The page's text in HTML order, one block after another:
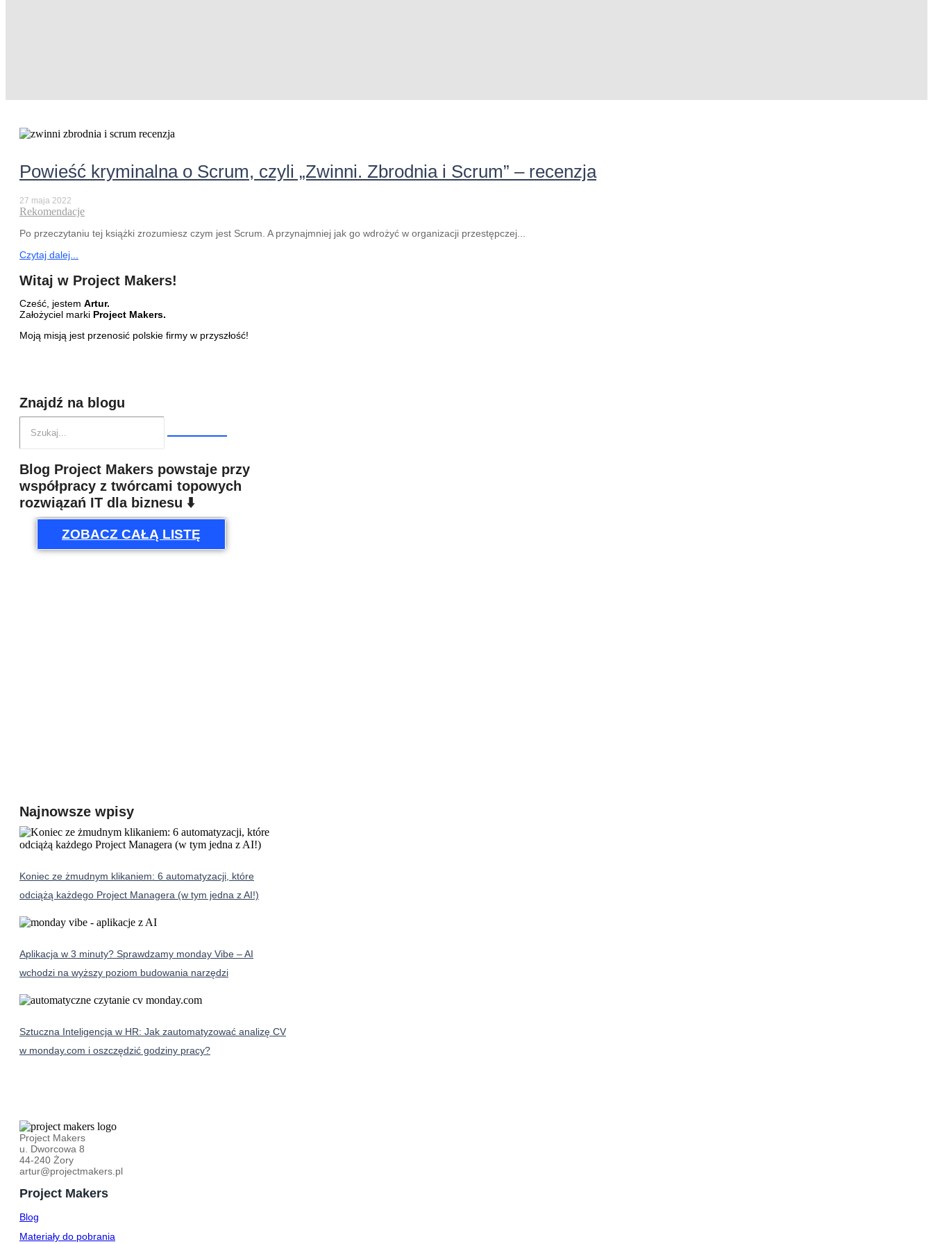
Powieść kryminalna o Scrum, czyli „Zwinni. Zbrodnia i Scrum” – recenzja
27 maja 2022
Rekomendacje
Po przeczytaniu tej książki zrozumiesz czym jest Scrum. A przynajmniej jak go wdrożyć w organizacji przestępczej...
Czytaj dalej...
Witaj w Project Makers!
Cześć, jestem Artur.
Założyciel marki Project Makers.
Moją misją jest przenosić polskie firmy w przyszłość!
Znajdź na blogu
Blog Project Makers powstaje przy
współpracy z twórcami topowych
rozwiązań IT dla biznesu ⬇️
ZOBACZ CAŁĄ LISTĘ
Najnowsze wpisy
Koniec ze żmudnym klikaniem: 6 automatyzacji, które
odciążą każdego Project Managera (w tym jedna z AI!)
Aplikacja w 3 minuty? Sprawdzamy monday Vibe – AI
wchodzi na wyższy poziom budowania narzędzi
Sztuczna Inteligencja w HR: Jak zautomatyzować analizę CV
w monday.com i oszczędzić godziny pracy?
Project Makers
u. Dworcowa 8
44-240 Żory
artur@projectmakers.pl
Project Makers
Blog
Materiały do pobrania